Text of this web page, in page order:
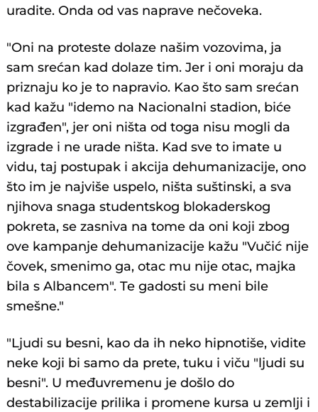
uradite. Onda od vas naprave nečoveka.
"Oni na proteste dolaze našim vozovima, ja
sam srećan kad dolaze tim. Jer i oni moraju da
priznaju ko je to napravio. Kao što sam srećan
kad kažu "idemo na Nacionalni stadion, biće
izgrađen", jer oni ništa od toga nisu mogli da
izgrade i ne urade ništa. Kad sve to imate u
vidu, taj postupak i akcija dehumanizacije, ono
što im je najviše uspelo, ništa suštinski, a sva
njihova snaga studentskog blokaderskog
pokreta, se zasniva na tome da oni koji zbog
ove kampanje dehumanizacije kažu "Vučić nije
čovek, smenimo ga, otac mu nije otac, majka
bila s Albancem". Te gadosti su meni bile
smešne."
"Ljudi su besni, kao da ih neko hipnotiše, vidite
neke koji bi samo da prete, tuku i viču "ljudi su
besni". U međuvremenu je došlo do
destabilizacije prilika i promene kursa u zemlji i